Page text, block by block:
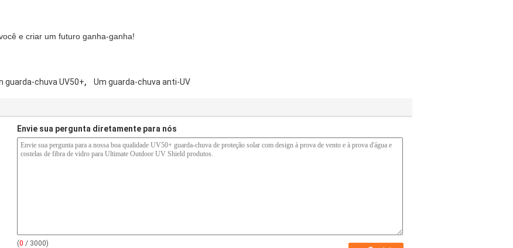
e criar um futuro ganha-ganha!
guarda-chuva UV50+, Um guarda-chuva anti-UV
Envie sua pergunta diretamente para nós
(0 / 3000)